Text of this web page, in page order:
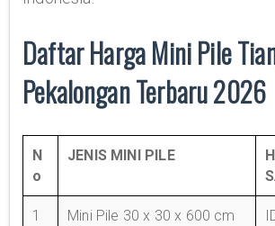
Daftar Harga Mini Pile
Pekalongan Terbaru 2026
N
o
JENIS MINI PILE
1
Mini Pile 30 x 30 x 600 cm